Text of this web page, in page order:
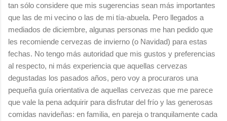
tan sólo considere que mis sugerencias sean más importantes
que las de mi vecino o las de mi tía-abuela. Pero llegados a
mediados de diciembre, algunas personas me han pedido que
les recomiende cervezas de invierno (o Navidad) para estas
fechas. No tengo más autoridad que mis gustos y preferencias
al respecto, ni más experiencia que aquellas cervezas
degustadas los pasados años, pero voy a procuraros una
pequeña guía orientativa de aquellas cervezas que me parece
que vale la pena adquirir para disfrutar del frío y las generosas
comidas navideñas: en familia, en pareja o tranquilamente cada